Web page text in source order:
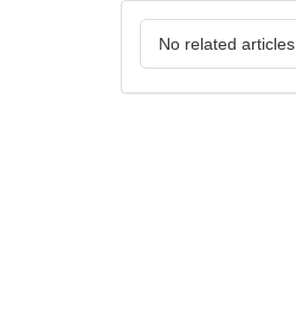
No related articles